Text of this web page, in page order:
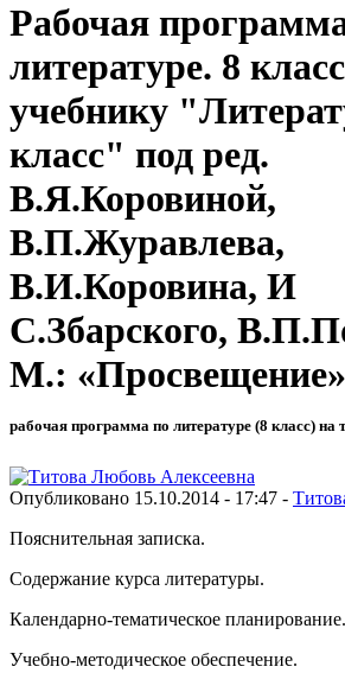
Рабочая
литературе. 8
учебнику
класс" под ред.
В.Я.Коровиной,
В.П.Журавлева,
В.И.Коровина, И
С.Збарского,
М.:
рабочая программа по литературе (8 класс) на
Опубликовано 15.10.2014 - 17:47 -
Пояснительная записка.
Содержание курса литературы.
Календарно-тематическое планирование.
Учебно-методическое обеспечение.